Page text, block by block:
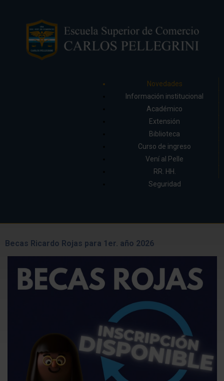
Novedades
Información institucional
Académico
Extensión
Biblioteca
Curso de ingreso
Vení al Pelle
RR. HH.
Seguridad
Becas Ricardo Rojas para 1er. año 2026